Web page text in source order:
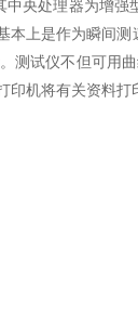
中央处理器为增
上是作为瞬间
测试仪不但可用
机将有关资料打